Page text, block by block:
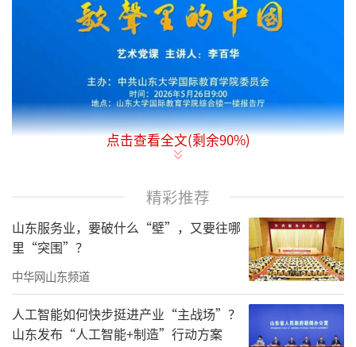
点击查看全文(剩余90%)
精彩推荐
山东服务业，要破什么“壁”，又要往哪
里“突围”？
中华网山东频道
人工智能如何快步挺进产业“主战场”？
山东发布“人工智能+制造”行动方案